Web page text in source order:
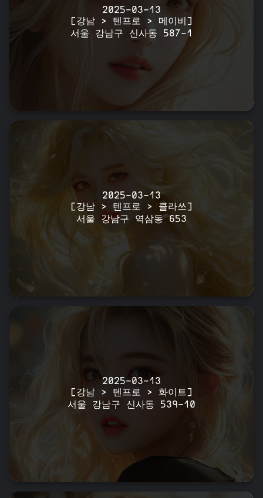
2025-03-13
[강남 > 텐프로 > 메이비]
서울 강남구 신사동 587-1
2025-03-13
[강남 > 텐프로 > 클라쓰]
서울 강남구 역삼동 653
2025-03-13
[강남 > 텐프로 > 화이트]
서울 강남구 신사동 539-10